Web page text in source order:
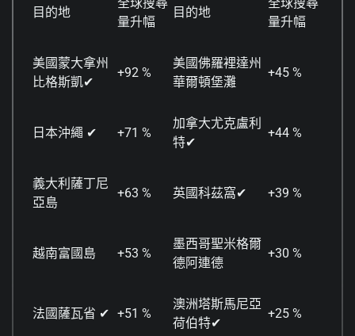
目的地
量升幅
目的地
量升幅
美國蒙大拿州
比格斯凱✔
+92 %
美國佛羅裡達州
華爾頓堡灘
+45 %
日本沖繩 ✔ +71 %
加拿大尤克盧利
特✔
+44 %
義大利薩丁尼
亞島
+63 % 英國科茲窩✔ +39 %
越南富國島 +53 %
墨西哥聖米格爾
德阿連德
+30 %
法國薩瓦省 ✔ +51 %
澳洲塔斯馬尼亞
荷伯特✔
+25 %